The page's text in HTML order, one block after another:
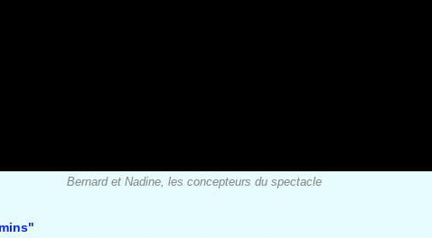
Bernard et Nadine, les concepteurs du spectacle